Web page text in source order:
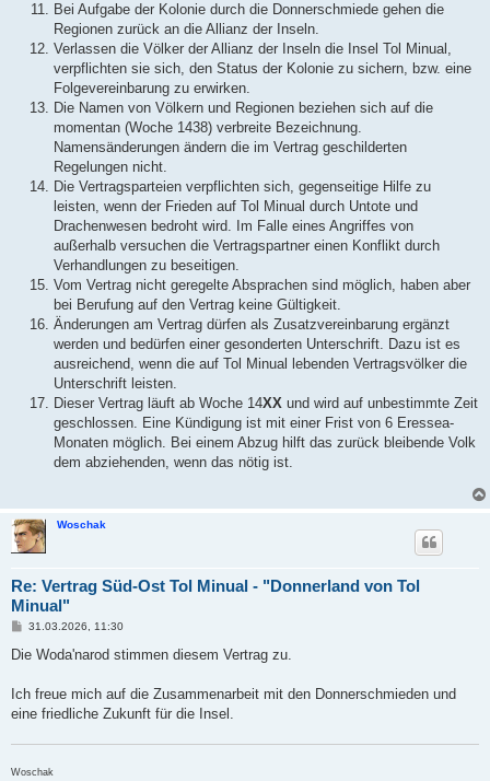
Bei Aufgabe der Kolonie durch die Donnerschmiede gehen die
Regionen zurück an die Allianz der Inseln.
Verlassen die Völker der Allianz der Inseln die Insel Tol Minual,
verpflichten sie sich, den Status der Kolonie zu sichern, bzw. eine
Folgevereinbarung zu erwirken.
Die Namen von Völkern und Regionen beziehen sich auf die
momentan (Woche 1438) verbreite Bezeichnung.
Namensänderungen ändern die im Vertrag geschilderten
Regelungen nicht.
Die Vertragsparteien verpflichten sich, gegenseitige Hilfe zu
leisten, wenn der Frieden auf Tol Minual durch Untote und
Drachenwesen bedroht wird. Im Falle eines Angriffes von
außerhalb versuchen die Vertragspartner einen Konflikt durch
Verhandlungen zu beseitigen.
Vom Vertrag nicht geregelte Absprachen sind möglich, haben aber
bei Berufung auf den Vertrag keine Gültigkeit.
Änderungen am Vertrag dürfen als Zusatzvereinbarung ergänzt
werden und bedürfen einer gesonderten Unterschrift. Dazu ist es
ausreichend, wenn die auf Tol Minual lebenden Vertragsvölker die
Unterschrift leisten.
Dieser Vertrag läuft ab Woche 14XX und wird auf unbestimmte Zeit
geschlossen. Eine Kündigung ist mit einer Frist von 6 Eressea-
Monaten möglich. Bei einem Abzug hilft das zurück bleibende Volk
dem abziehenden, wenn das nötig ist.
Woschak
Re: Vertrag Süd-Ost Tol Minual - "Donnerland von Tol
Minual"
B
i
a
31.03.2026, 11:30
Die Woda'narod stimmen diesem Vertrag zu.
Ich freue mich auf die Zusammenarbeit mit den Donnerschmieden und
eine friedliche Zukunft für die Insel.
Woschak